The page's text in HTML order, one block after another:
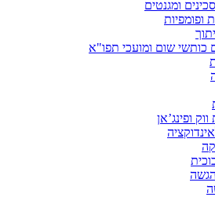
ומגנטים
ופומפיות
כותשי שום ומועכי תפו"א
ופינג’אן